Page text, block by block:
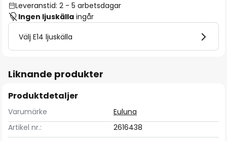
Leveranstid: 2 - 5 arbetsdagar
Ingen ljuskälla ingår
Välj E14 ljuskälla
Liknande produkter
Produktdetaljer
Varumärke
Euluna
Artikel nr.:
2616438